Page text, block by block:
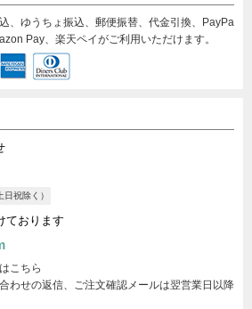
、ゆうちょ振込、郵便振替、代金引換、PayPa
Pay、楽天ペイがご利用いただけます。
祝除く）
ております
こちら
わせの返信、ご注文確認メールは翌営業日以降